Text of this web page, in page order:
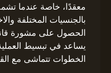
معقدًا، خاصة عندما
بالجنسيات المختلفة
الحصول على مشورة
يساعد في تبسيط
الخطوات تتماشى مع